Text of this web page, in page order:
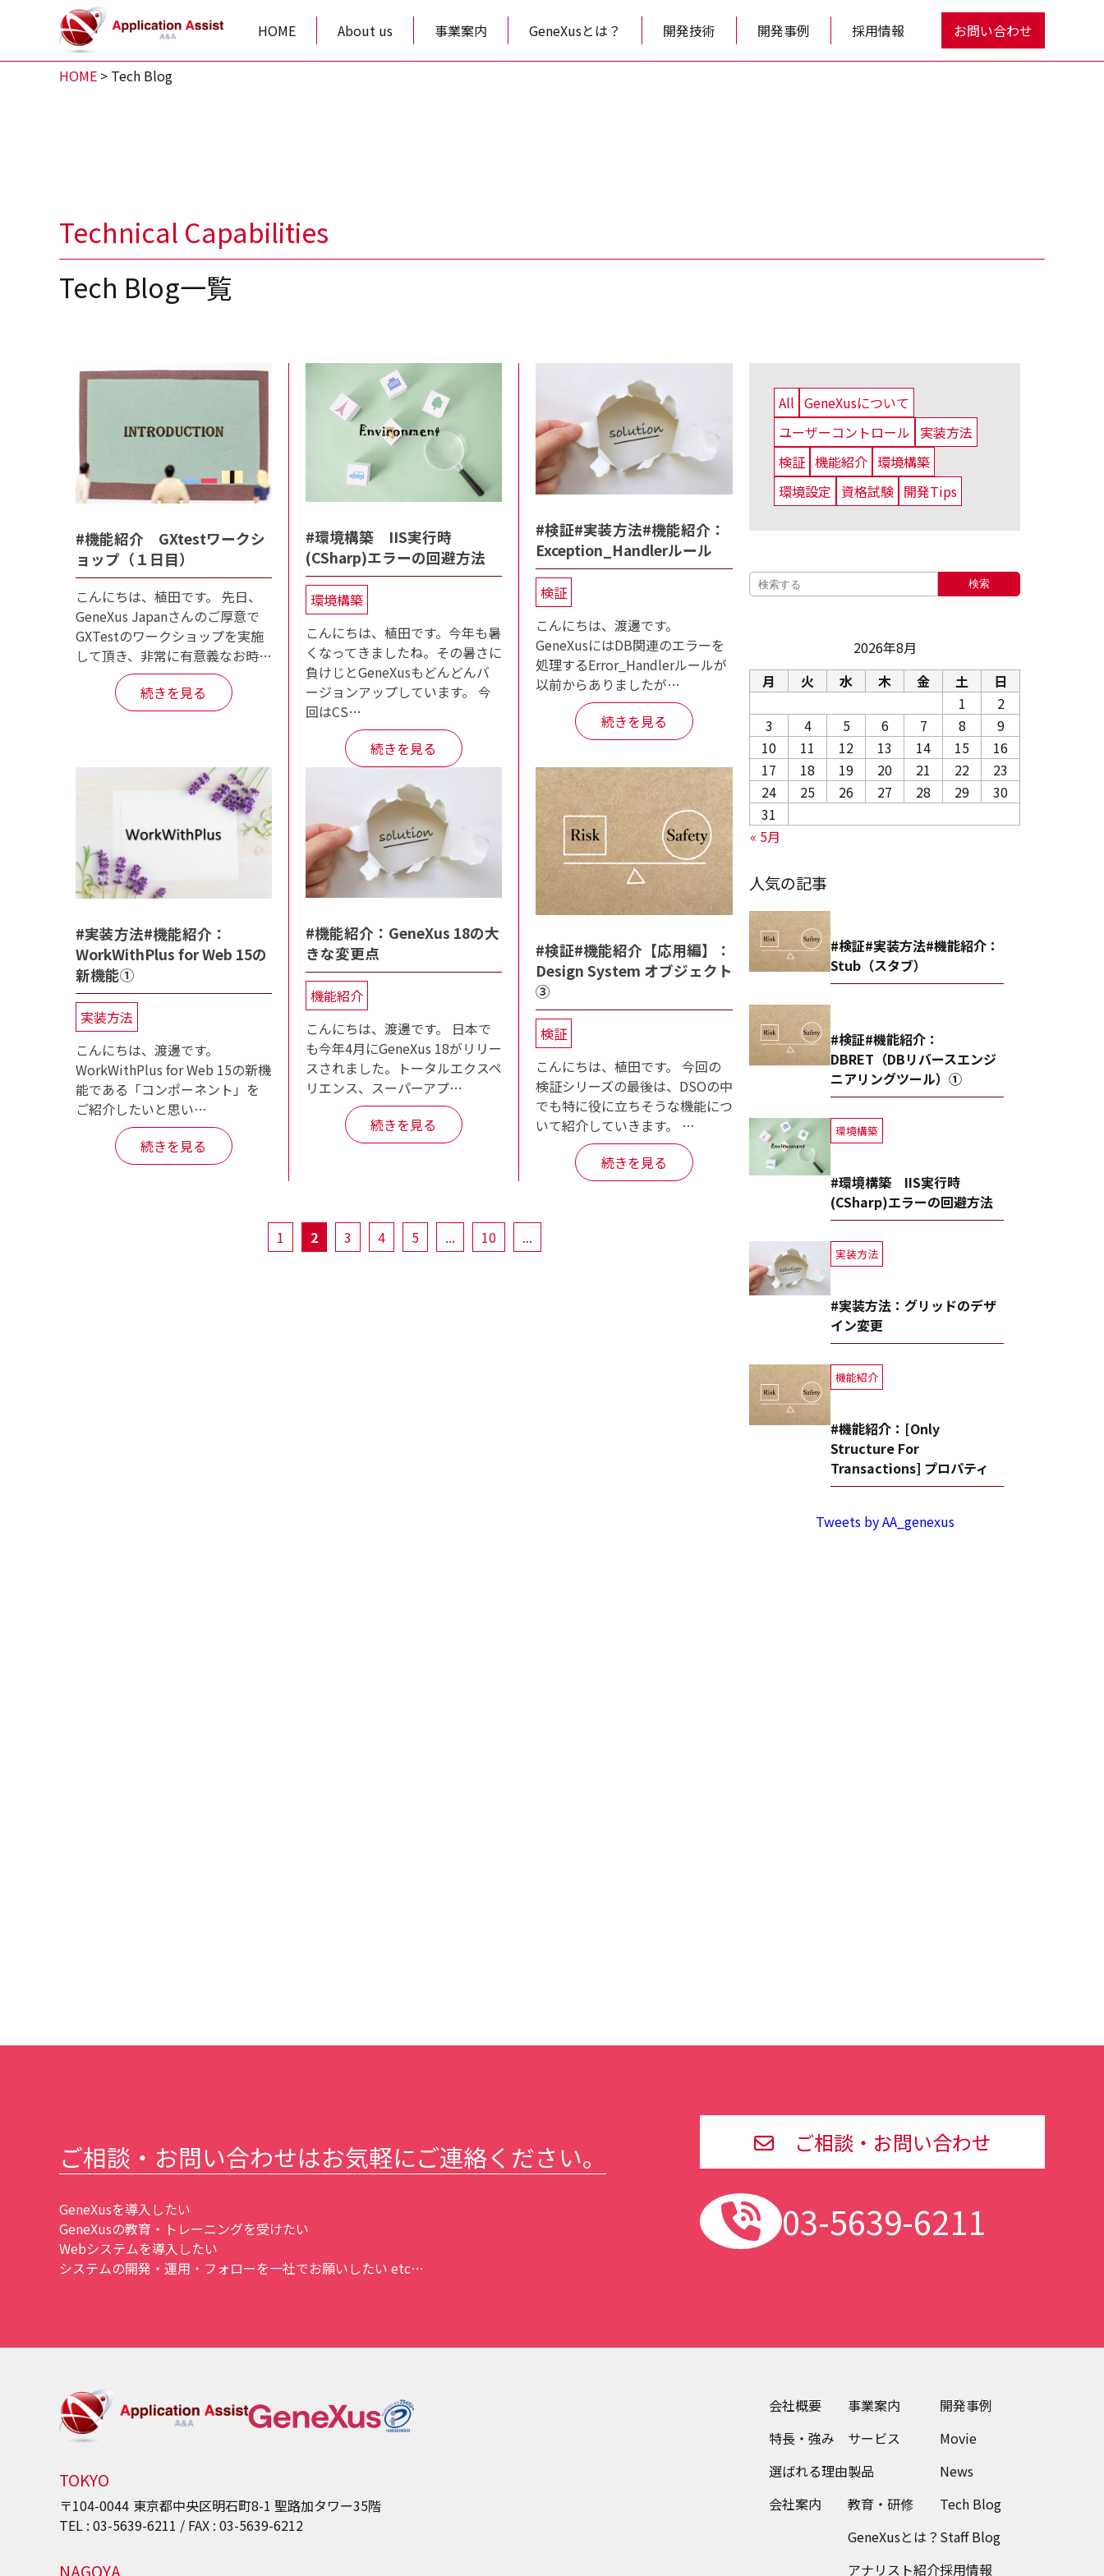
HOME About us 事業案内 GeneXusとは？ 開発技術 開発事例 採用情報 お問い合わせ
HOME > Tech Blog
Technical Capabilities
Tech Blog一覧
#機能紹介 GXtestワークシ
ョップ（１日目）
こんにちは、植田です。 先日、
GeneXus Japanさんのご厚意で
GXTestのワークショップを実施
して頂き、非常に有意義なお時…
続きを見る
#環境構築 IIS実行時
(CSharp)エラーの回避方法
環境構築
こんにちは、植田です。今年も暑
くなってきましたね。その暑さに
負けじとGeneXusもどんどんバ
ージョンアップしています。 今
回はCS…
続きを見る
#検証#実装方法#機能紹介：
Exception_Handlerルール
検証
こんにちは、渡邊です。
GeneXusにはDB関連のエラーを
処理するError_Handlerルールが
以前からありましたが…
続きを見る
#実装方法#機能紹介：
WorkWithPlus for Web 15の
新機能①
実装方法
こんにちは、渡邊です。
WorkWithPlus for Web 15の新機
能である「コンポーネント」を
ご紹介したいと思い…
続きを見る
#機能紹介：GeneXus 18の大
きな変更点
機能紹介
こんにちは、渡邊です。 日本で
も今年4月にGeneXus 18がリリー
スされました。トータルエクスペ
リエンス、スーパーアプ…
続きを見る
#検証#機能紹介【応用編】：
Design System オブジェクト
③
検証
こんにちは、植田です。 今回の
検証シリーズの最後は、DSOの中
でも特に役に立ちそうな機能につ
いて紹介していきます。 …
続きを見る
1 2 3 4 5 ... 10 ...
All GeneXusについて
ユーザーコントロール 実装方法
検証 機能紹介 環境構築
環境設定 資格試験 開発Tips
検索
2026年8月
月
火 水 木 金 土 日
« 5月
1
2
3
4 5 6 7 8
9
10
11 12 13 14 15
16
17
18 19 20 21 22
23
24
25 26 27 28 29
30
31
人気の記事
#検証#実装方法#機能紹介：
Stub（スタブ）
#検証#機能紹介：
DBRET（DBリバースエンジ
ニアリングツール）①
環境構築
#環境構築 IIS実行時
(CSharp)エラーの回避方法
実装方法
#実装方法：グリッドのデザ
イン変更
機能紹介
#機能紹介：[Only
Structure For
Transactions] プロパティ
Tweets by AA_genexus
ご相談・お問い合わせはお気軽にご連絡ください。
GeneXusを導入したい
GeneXusの教育・トレーニングを受けたい
Webシステムを導入したい
システムの開発・運用・フォローを一社でお願いしたい etc…
ご相談・お問い合わせ
03-5639-6211
TOKYO
〒104-0044 東京都中央区明石町8-1 聖路加タワー35階
TEL : 03-5639-6211 / FAX : 03-5639-6212
NAGOYA
会社概要
特長・強み
選ばれる理由
会社案内
事業案内
サービス
製品
教育・研修
GeneXusとは？
アナリスト紹介
開発事例
Movie
News
Tech Blog
Staff Blog
採用情報